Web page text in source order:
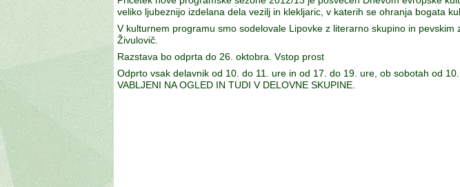
veliko ljubeznijo izdelana dela vezilj in klekljaric, v katerih se ohranja bogata
V kulturnem programu smo sodelovale Lipovke z literarno skupino in
Živulovič.
Razstava bo odprta do 26. oktobra. Vstop prost
Odprto vsak delavnik od 10. do 11. ure in od 17. do 19. ure, ob sobotah od 10.
VABLJENI NA OGLED IN TUDI V DELOVNE SKUPINE.